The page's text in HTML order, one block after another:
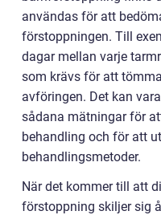
användas för att
förstoppningen. Till
dagar mellan varje
som krävs för att
avföringen. Det kan
sådana mätningar för
behandling och för att
behandlingsmetoder.
När det kommer till att
förstoppning skiljer sig